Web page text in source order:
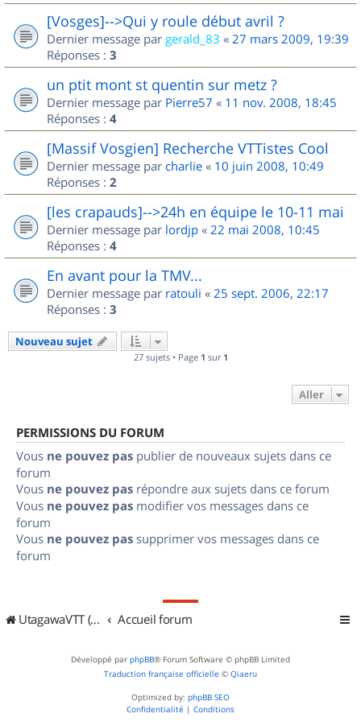
[Vosges]-->Qui y roule début avril ?
Dernier message par gerald_83 « 27 mars 2009, 19:39
Réponses : 3
un ptit mont st quentin sur metz ?
Dernier message par Pierre57 « 11 nov. 2008, 18:45
Réponses : 4
[Massif Vosgien] Recherche VTTistes Cool
Dernier message par charlie « 10 juin 2008, 10:49
Réponses : 2
[les crapauds]-->24h en équipe le 10-11 mai
Dernier message par lordjp « 22 mai 2008, 10:45
Réponses : 4
En avant pour la TMV...
Dernier message par ratouli « 25 sept. 2006, 22:17
Réponses : 3
Nouveau sujet
27 sujets • Page 1 sur 1
Aller
PERMISSIONS DU FORUM
Vous ne pouvez pas publier de nouveaux sujets dans ce
forum
Vous ne pouvez pas répondre aux sujets dans ce forum
Vous ne pouvez pas modifier vos messages dans ce
forum
Vous ne pouvez pas supprimer vos messages dans ce
forum
UtagawaVTT (Randos VTT et VTTAE avec traces GPS) Accueil forum
Développé par phpBB® Forum Software © phpBB Limited
Traduction française officielle © Qiaeru
Optimized by: phpBB SEO
Confidentialité | Conditions